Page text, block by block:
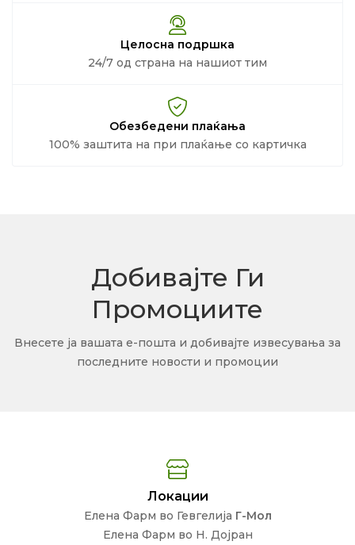
Целосна подршка
24/7 од страна на нашиот тим
Обезбедени плаќања
100% заштита на при плаќање со картичка
Добивајте Ги
Промоциите
Внесете ја вашата е-пошта и добивајте извесувања за
последните новости и промоции
Локации
Елена Фарм во Гевгелија Г-Мол
Елена Фарм во Н. Дојран